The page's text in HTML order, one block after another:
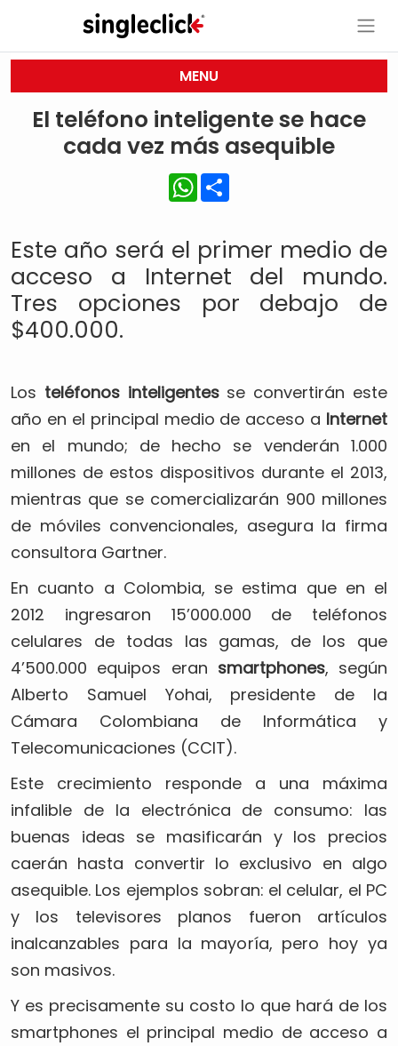
MENU
El teléfono inteligente se hace
cada vez más asequible
WhatsApp
Este año será el primer medio de
acceso a Internet del mundo.
Tres opciones por debajo de
$400.000.
Los teléfonos inteligentesse convertirán este
año en el principal medio de acceso a Internet
en el mundo; de hecho se venderán 1.000
millones de estos dispositivos durante el 2013,
mientras que se comercializarán 900 millones
de móviles convencionales, asegura la firma
consultora Gartner.
En cuanto a Colombia, se estima que en el
2012 ingresaron 15’000.000 de teléfonos
celulares de todas las gamas, de los que
4’500.000 equipos eran smartphones, según
Alberto Samuel Yohai, presidente de la
Cámara Colombiana de Informática y
Telecomunicaciones (CCIT).
Este crecimiento responde a una máxima
infalible de la electrónica de consumo: las
buenas ideas se masificarán y los precios
caerán hasta convertir lo exclusivo en algo
asequible. Los ejemplos sobran: el celular, el PC
y los televisores planos fueron artículos
inalcanzables para la mayoría, pero hoy ya
son masivos.
Y es precisamente su costo lo que hará de los
smartphones el principal medio de acceso a